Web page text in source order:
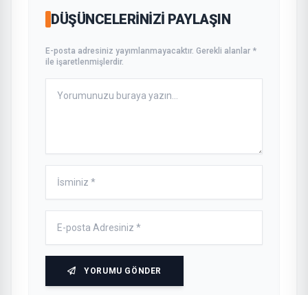
DÜŞÜNCELERINIZI PAYLAŞIN
E-posta adresiniz yayımlanmayacaktır. Gerekli alanlar *
ile işaretlenmişlerdir.
YORUMU GÖNDER